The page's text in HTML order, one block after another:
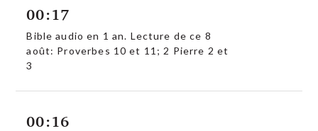
00:17
Bible audio en 1 an. Lecture de ce 8
août: Proverbes 10 et 11; 2 Pierre 2 et
3
00:16